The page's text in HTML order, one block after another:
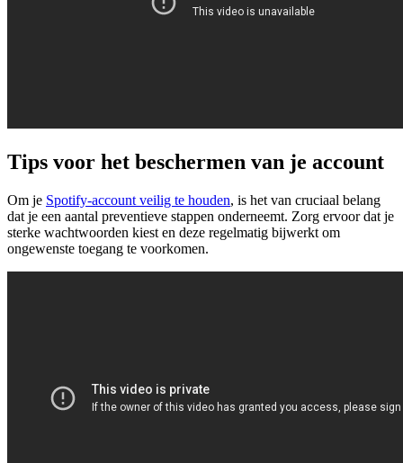
Tips voor het beschermen van je account
Om je Spotify-account veilig te houden, is het van cruciaal belang
dat je een aantal preventieve stappen onderneemt. Zorg ervoor dat je
sterke wachtwoorden kiest en deze regelmatig bijwerkt om
ongewenste toegang te voorkomen.